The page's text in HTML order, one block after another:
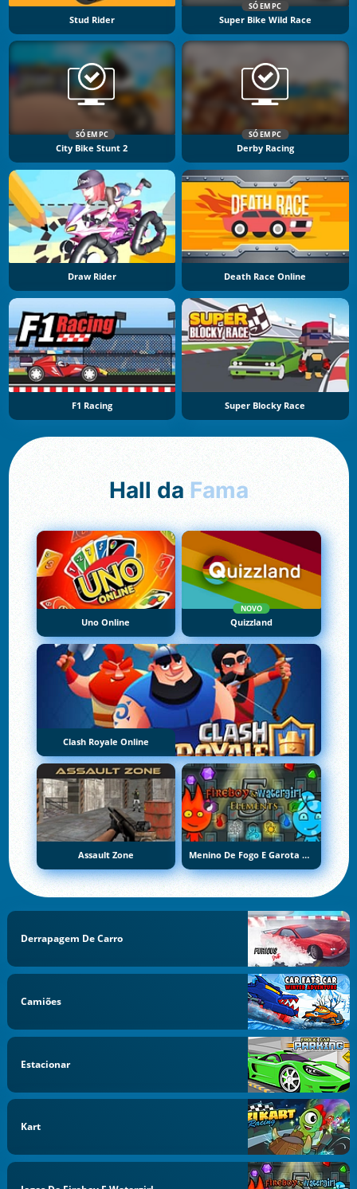
Stud Rider
SÓ EM PC
Super Bike Wild Race
SÓ EM PC
City Bike Stunt 2
SÓ EM PC
Derby Racing
Draw Rider Death Race Online
F1 Racing Super Blocky Race
Hall da Fama
Uno Online
NOVO
Quizzland
Clash Royale Online
Assault Zone Menino De Fogo E Garota De Água 5: Elementos
Derrapagem De Carro
Camiões
Estacionar
Kart